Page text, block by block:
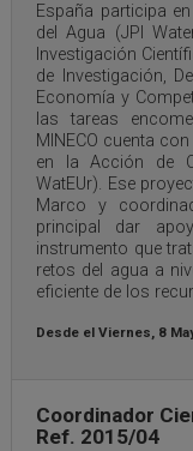
España participa
del Agua (JPI
Investigación
de Investigación,
Economía y
las tareas
MINECO cuenta
en la Acción de
WatEUr). Ese
Marco y
principal dar
instrumento que
retos del agua a
eficiente de los
Desde el Viernes, 8
Coordinador
Ref. 2015/04